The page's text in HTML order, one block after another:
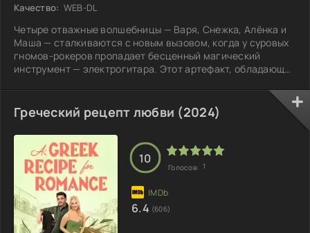
Качество: WEB-DL
Четыре отважные волшебницы — Варя, Снежка, Алёнка и
Маша — сталкиваются с новым вызовом, когда у суровых
гномов-рокеров пропадает бесценный магический
инструмент — электрогитара. Этот артефакт, обладающий
только самих гномов, но и их давних соперников — лесных
эльфов. Последние сразу же оказываются под
подозрением, но ситуация стремительно меняется, когда
в игру вступает загадочная и могущественная третья
сторона, чьи намерения остаются
Греческий рецепт любви (2024)
10
Голосов: 1
6.4 (606)